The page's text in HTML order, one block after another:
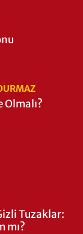
Olmalı?
Tuzaklar:
mı?